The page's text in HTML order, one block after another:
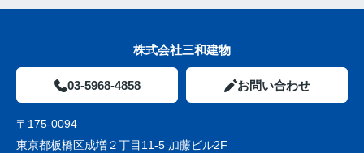
株式会社三和建物
03-5968-4858 お問い合わせ
〒175-0094
東京都板橋区成増２丁目11-5 加藤ビル2F